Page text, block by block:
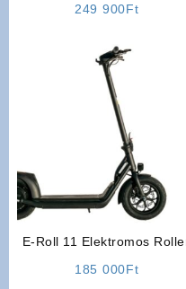
249 900Ft
E-Roll 11 Elektromos
185 000Ft